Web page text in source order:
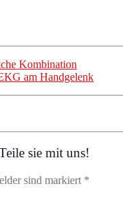
Kombination
am Handgelenk
sie mit uns!
sind markiert *